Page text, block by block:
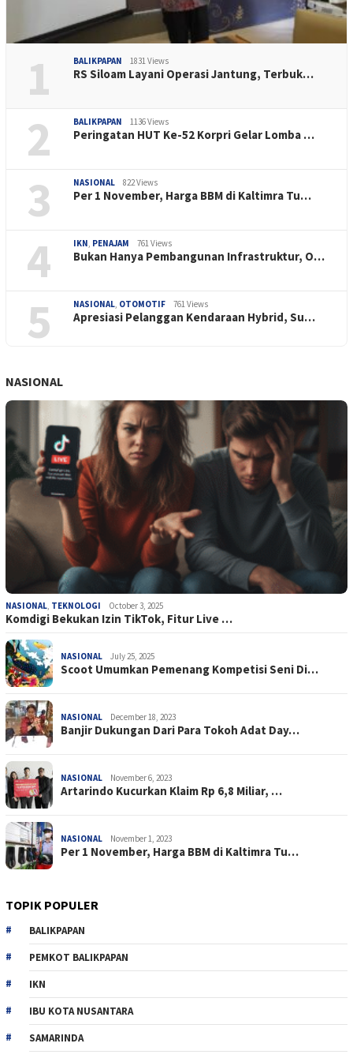
1 BALIKPAPAN 1831 Views
RS Siloam Layani Operasi Jantung, Terbuk…
2 BALIKPAPAN 1136 Views
Peringatan HUT Ke-52 Korpri Gelar Lomba …
3 NASIONAL 822 Views
Per 1 November, Harga BBM di Kaltimra Tu…
4 IKN PENAJAM 761 Views
Bukan Hanya Pembangunan Infrastruktur, O…
5 NASIONAL OTOMOTIF 761 Views
Apresiasi Pelanggan Kendaraan Hybrid, Su…
NASIONAL
NASIONAL, TEKNOLOGI October 3, 2025
Komdigi Bekukan Izin TikTok, Fitur Live …
NASIONAL July 25, 2025
Scoot Umumkan Pemenang Kompetisi Seni Di…
NASIONAL December 18, 2023
Banjir Dukungan Dari Para Tokoh Adat Day…
NASIONAL November 6, 2023
Artarindo Kucurkan Klaim Rp 6,8 Miliar, …
NASIONAL November 1, 2023
Per 1 November, Harga BBM di Kaltimra Tu…
TOPIK POPULER
BALIKPAPAN
PEMKOT BALIKPAPAN
IKN
IBU KOTA NUSANTARA
SAMARINDA